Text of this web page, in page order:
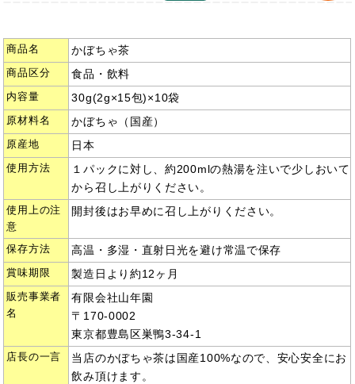
商品名 かぼちゃ茶
商品区分 食品・飲料
内容量 30g(2g×15包)×10袋
原材料名 かぼちゃ（国産）
原産地 日本
使用方法
１パックに対し、約200mlの熱湯を注いで少しおいて
から召し上がりください。
使用上の注
意
開封後はお早めに召し上がりください。
保存方法 高温・多湿・直射日光を避け常温で保存
賞味期限 製造日より約12ヶ月
販売事業者
名
有限会社山年園
〒170-0002
東京都豊島区巣鴨3-34-1
店長の一言
当店のかぼちゃ茶は国産100%なので、安心安全にお
飲み頂けます。